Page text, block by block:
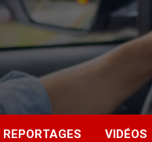
REPORTAGES VIDÉOS